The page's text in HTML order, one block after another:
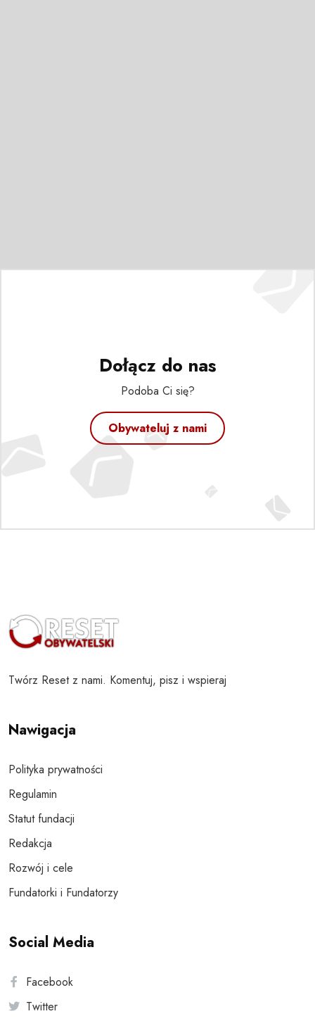
Dołącz do nas
Podoba Ci się?
Obywateluj z nami
Twórz Reset z nami. Komentuj, pisz i wspieraj
Nawigacja
Polityka prywatności
Regulamin
Statut fundacji
Redakcja
Rozwój i cele
Fundatorki i Fundatorzy
Social Media
Facebook
Twitter